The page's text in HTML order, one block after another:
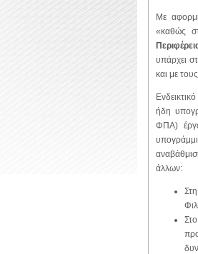
Με
«καθώς
υπάρχει
και με
ήδη
ΦΠΑ)
άλλων: